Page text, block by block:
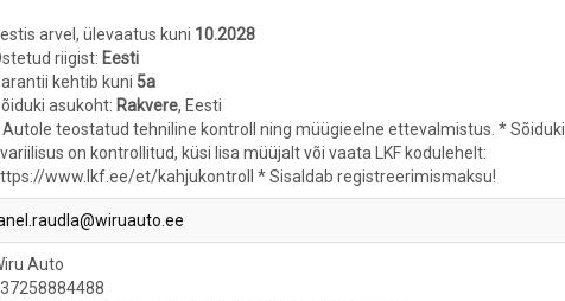
arvel, ülevaatus kuni 10.2028
riigist: Eesti
kehtib kuni 5a
asukoht: Rakvere, Eesti
teostatud tehniline kontroll ning müügieelne ettevalmistus. * Sõiduki
on kontrollitud, küsi lisa müüjalt või vaata LKF kodulehelt:
www.lkf.ee/et/kahjukontroll * Sisaldab registreerimismaksu!
Auto